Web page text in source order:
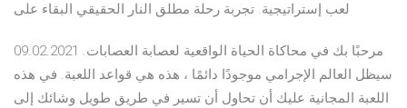
لعب إستراتيجية. تجربة رحلة مطلق النار الحقيقي البقاء على
09.02.2021 مرحبًا بك في محاكاة الحياة الواقعية لعصابة العصابات.
سيظل العالم الإجرامي موجودًا دائمًا ، هذه هي قواعد اللعبة. في هذه
اللعبة المجانية عليك أن تحاول أن تسير في طريق طويل وشائك إلى